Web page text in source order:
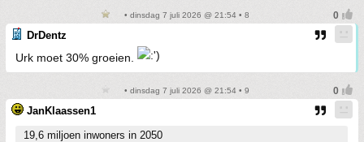
• dinsdag 7 juli 2026 @ 21:54 • 8
DrDentz
Urk moet 30% groeien.
• dinsdag 7 juli 2026 @ 21:54 • 9
JanKlaassen1
19,6 miljoen inwoners in 2050